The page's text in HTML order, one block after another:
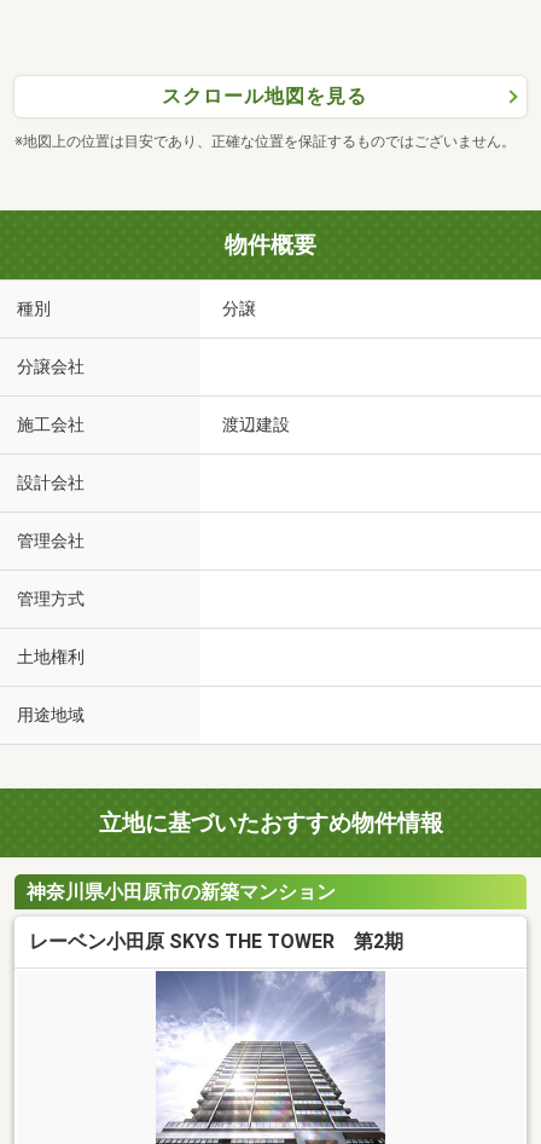
スクロール地図を見る
※地図上の位置は目安であり、正確な位置を保証するものではございません。
物件概要
種別 分譲
分譲会社
施工会社 渡辺建設
設計会社
管理会社
管理方式
土地権利
用途地域
立地に基づいたおすすめ物件情報
神奈川県小田原市の新築マンション
レーベン小田原 SKYS THE TOWER 第2期